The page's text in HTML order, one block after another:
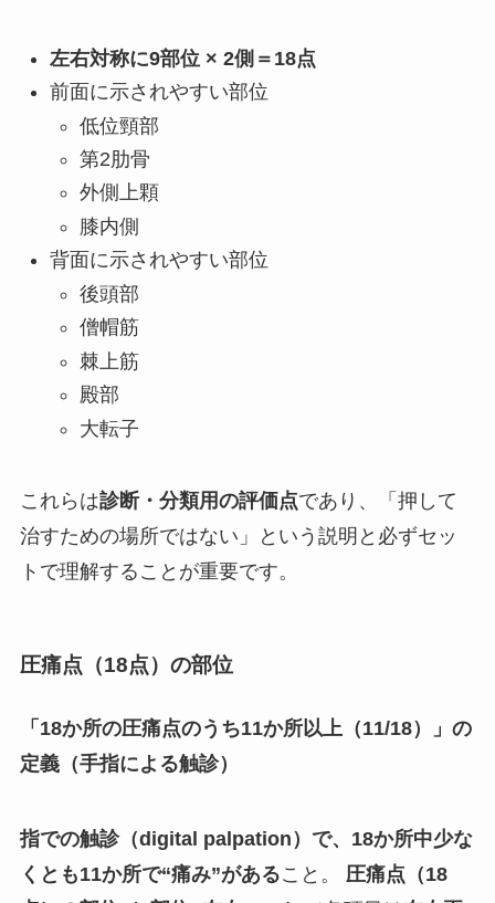
左右対称に9部位 × 2側＝18点
前面に示されやすい部位
低位頸部
第2肋骨
外側上顆
膝内側
背面に示されやすい部位
後頭部
僧帽筋
棘上筋
殿部
大転子
これらは診断・分類用の評価点であり、「押して
治すための場所ではない」という説明と必ずセッ
トで理解することが重要です。
圧痛点（18点）の部位
「18か所の圧痛点のうち11か所以上（11/18）」の
定義（手指による触診）
指での触診（digital palpation）で、18か所中少な
くとも11か所で“痛み”があること。 圧痛点（18